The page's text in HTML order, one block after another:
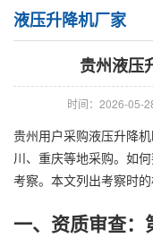
液压升降机厂家
贵州液压
时间：2026-05-
贵州用户采购液压升降
川、重庆等地采购。如
考察。本文列出考察时的
一、资质审查：